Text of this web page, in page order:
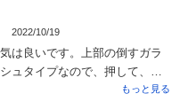
2022/10/19
は良いです。上部の倒すガラ
ュタイプなので、押して、手
ンっとなります。（思いっきり
もっと見る